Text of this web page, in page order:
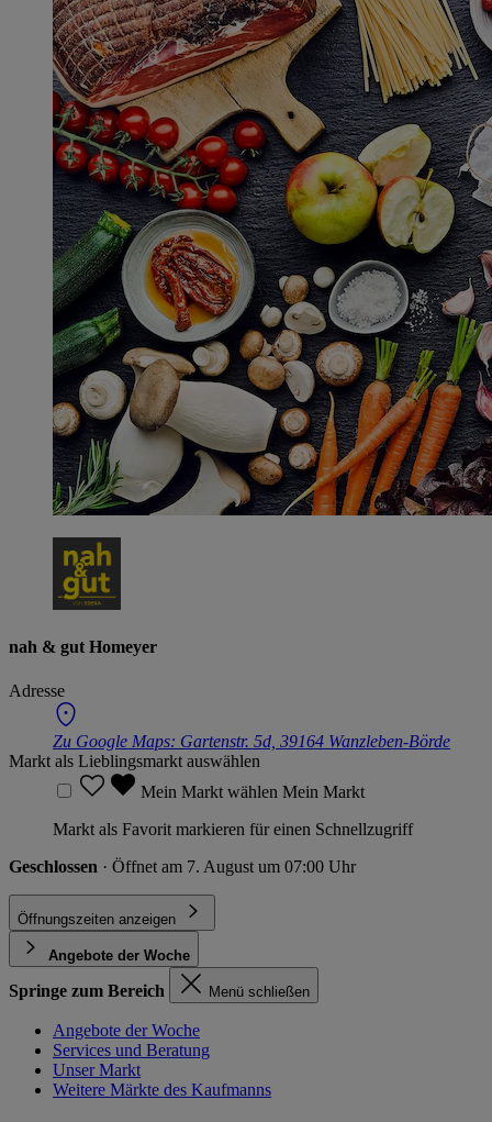
nah & gut Homeyer
Adresse
Zu Google Maps: Gartenstr. 5d, 39164 Wanzleben-Börde
Markt als Lieblingsmarkt auswählen
Mein Markt wählen Mein Markt
Markt als Favorit markieren für einen Schnellzugriff
Geschlossen · Öffnet am 7. August um 07:00 Uhr
Öffnungszeiten anzeigen
Angebote der Woche
Springe zum Bereich Menü schließen
Angebote der Woche
Services und Beratung
Unser Markt
Weitere Märkte des Kaufmanns